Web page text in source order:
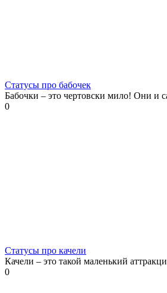
Статусы про бабочек
Бабочки – это чертовски мило! Они и
0
Статусы про качели
Качели – это такой маленький
0